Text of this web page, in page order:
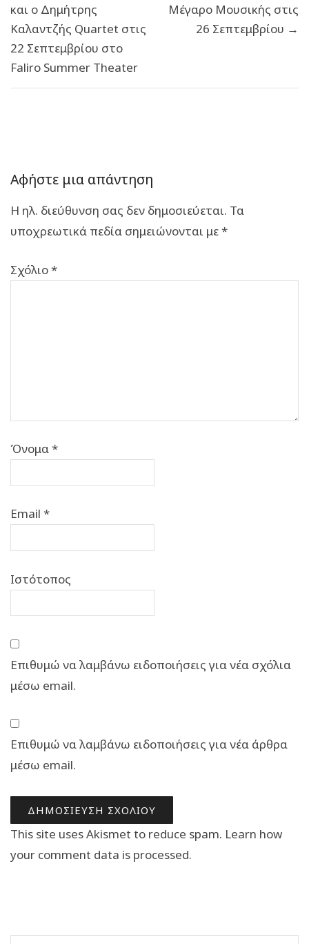
και ο Δημήτρης
Καλαντζής Quartet στις
22 Σεπτεμβρίου στο
Faliro Summer Theater
Μέγαρο Μουσικής στις
26 Σεπτεμβρίου →
Αφήστε μια απάντηση
Η ηλ. διεύθυνση σας δεν δημοσιεύεται. Τα
υποχρεωτικά πεδία σημειώνονται με*
Σχόλιο*
Όνομα*
Email *
Ιστότοπος
Επιθυμώ να λαμβάνω ειδοποιήσεις για νέα σχόλια
μέσω email.
Επιθυμώ να λαμβάνω ειδοποιήσεις για νέα άρθρα
μέσω email.
This site uses Akismet to reduce spam. Learn how
your comment data is processed.